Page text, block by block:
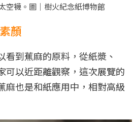
空襪。圖｜樹火紀念紙博物館
顏
看到蕉麻的原料，從紙漿、
可以近距離觀察，這次展覽的
麻也是和紙應用中，相對高級